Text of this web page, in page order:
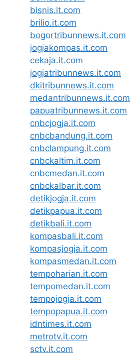
bisnis.it.com
brilio.it.com
bogortribunnews.it.com
jogjakompas.it.com
cekaja.it.com
jogjatribunnews.it.com
dkitribunnews.it.com
medantribunnews.it.com
papuatribunnews.it.com
cnbcjogja.it.com
cnbcbandung.it.com
cnbclampung.it.com
cnbckaltim.it.com
cnbcmedan.it.com
cnbckalbar.it.com
detikjogja.it.com
detikpapua.it.com
detikbali.it.com
kompasbali.it.com
kompasjogja.it.com
kompasmedan.it.com
tempoharian.it.com
tempomedan.it.com
tempojogja.it.com
tempopapua.it.com
idntimes.it.com
metrotv.it.com
sctv.it.com